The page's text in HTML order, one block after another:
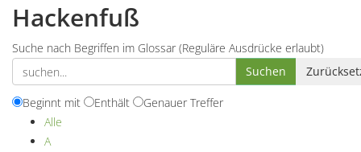
Hackenfuß
Suche nach Begriffen im Glossar (Reguläre Ausdrücke erlaubt)
Beginnt mit Enthält
Genauer Treffer
Alle
A